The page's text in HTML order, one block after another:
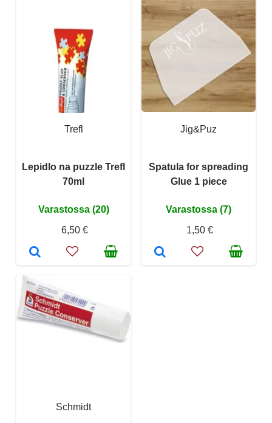
Trefl
Lepidlo na puzzle Trefl
70ml
Varastossa (20)
6,50 €
Jig&Puz
Spatula for spreading
Glue 1 piece
Varastossa (7)
1,50 €
Schmidt